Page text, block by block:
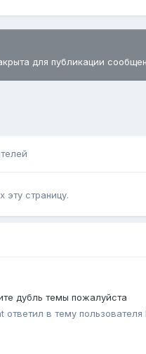
для публикации
страницу.
дубль темы пожалуйста
ответил в тему пользователя